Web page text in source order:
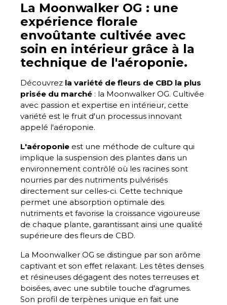
La Moonwalker OG : une
expérience florale
envoûtante cultivée avec
soin en intérieur grâce à la
technique de l'aéroponie.
Découvrez la variété de fleurs de CBD la plus
prisée du marché : la Moonwalker OG. Cultivée
avec passion et expertise en intérieur, cette
variété est le fruit d'un processus innovant
appelé l'aéroponie.
L'aéroponie est une méthode de culture qui
implique la suspension des plantes dans un
environnement contrôlé où les racines sont
nourries par des nutriments pulvérisés
directement sur celles-ci. Cette technique
permet une absorption optimale des
nutriments et favorise la croissance vigoureuse
de chaque plante, garantissant ainsi une qualité
supérieure des fleurs de CBD.
La Moonwalker OG se distingue par son arôme
captivant et son effet relaxant. Les têtes denses
et résineuses dégagent des notes terreuses et
boisées, avec une subtile touche d'agrumes.
Son profil de terpènes unique en fait une